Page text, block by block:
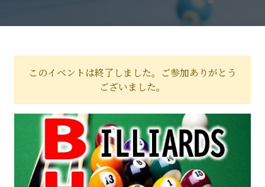
このイベントは終了しました。ご参加ありがとう
ございました。